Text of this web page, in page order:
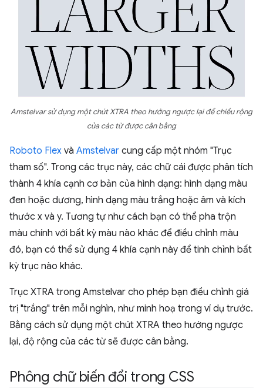
Amstelvar sử dụng một chút XTRA theo hướng ngược lại để chiều rộng
của các từ được cân bằng
Roboto Flex và Amstelvar cung cấp một nhóm "Trục
tham số". Trong các trục này, các chữ cái được phân tích
thành 4 khía cạnh cơ bản của hình dạng: hình dạng màu
đen hoặc dương, hình dạng màu trắng hoặc âm và kích
thước x và y. Tương tự như cách bạn có thể pha trộn
màu chính với bất kỳ màu nào khác để điều chỉnh màu
đó, bạn có thể sử dụng 4 khía cạnh này để tinh chỉnh bất
kỳ trục nào khác.
Trục XTRA trong Amstelvar cho phép bạn điều chỉnh giá
trị "trắng" trên mỗi nghìn, như minh hoạ trong ví dụ trước.
Bằng cách sử dụng một chút XTRA theo hướng ngược
lại, độ rộng của các từ sẽ được cân bằng.
Phông chữ biến đổi trong CSS